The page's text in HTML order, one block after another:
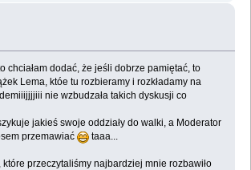
chciałam dodać, że jeśli dobrze pamiętać, to
Lema, któe tu rozbieramy i rozkładamy na
nie wzbudzała takich dyskusji co
jakieś swoje oddziały do walki, a Moderator
przemawiać
taaa...
przeczytaliśmy najbardziej mnie rozbawiło